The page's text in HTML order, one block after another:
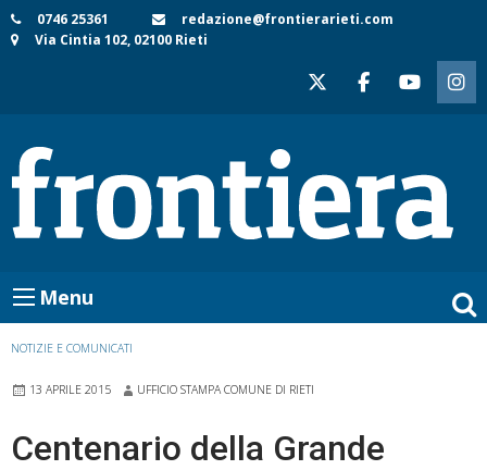
Skip
to
0746 25361
redazione@frontierarieti.com
Via Cintia 102, 02100 Rieti
Menu
NOTIZIE E COMUNICATI
13 APRILE 2015 UFFICIO STAMPA COMUNE DI RIETI
Centenario della Grande